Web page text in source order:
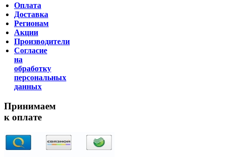
Оплата
Доставка
Регионам
Акции
Производители
Согласие
на
обработку
персональных
данных
Принимаем
к оплате